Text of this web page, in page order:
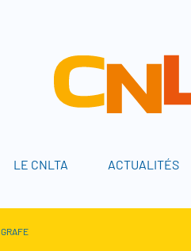
LE CNLTA ACTUALITÉS
GRAFE